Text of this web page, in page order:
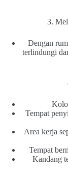
3.
Dengan
terlindungi
Tempat
Area kerja
Tempat
Kandang